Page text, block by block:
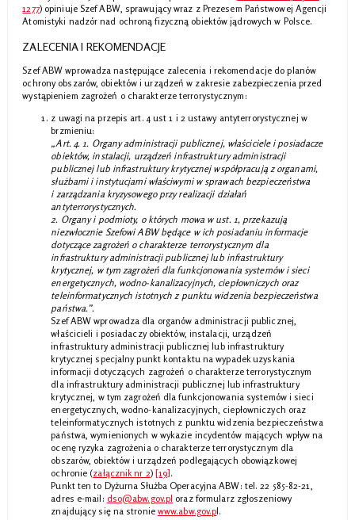
1277) opiniuje Szef ABW, sprawujący wraz z Prezesem Państwowej Agencji
Atomistyki nadzór nad ochroną fizyczną obiektów jądrowych w Polsce.
ZALECENIA I REKOMENDACJE
Szef ABW wprowadza następujące zalecenia i rekomendacje do planów
ochrony obszarów, obiektów i urządzeń w zakresie zabezpieczenia przed
wystąpieniem zagrożeń o charakterze terrorystycznym:
z uwagi na przepis art. 4 ust 1 i 2 ustawy antyterrorystycznej w
brzmieniu:
„Art. 4. 1. Organy administracji publicznej, właściciele i posiadacze
obiektów, instalacji, urządzeń infrastruktury administracji
publicznej lub infrastruktury krytycznej współpracują z organami,
służbami i instytucjami właściwymi w sprawach bezpieczeństwa
i zarządzania kryzysowego przy realizacji działań
antyterrorystycznych.
2. Organy i podmioty, o których mowa w ust. 1, przekazują
niezwłocznie Szefowi ABW będące w ich posiadaniu informacje
dotyczące zagrożeń o charakterze terrorystycznym dla
infrastruktury administracji publicznej lub infrastruktury
krytycznej, w tym zagrożeń dla funkcjonowania systemów i sieci
energetycznych, wodno-kanalizacyjnych, ciepłowniczych oraz
teleinformatycznych istotnych z punktu widzenia bezpieczeństwa
państwa.”.
Szef ABW wprowadza dla organów administracji publicznej,
właścicieli i posiadaczy obiektów, instalacji, urządzeń
infrastruktury administracji publicznej lub infrastruktury
krytycznej specjalny punkt kontaktu na wypadek uzyskania
informacji dotyczących zagrożeń o charakterze terrorystycznym
dla infrastruktury administracji publicznej lub infrastruktury
krytycznej, w tym zagrożeń dla funkcjonowania systemów i sieci
energetycznych, wodno-kanalizacyjnych, ciepłowniczych oraz
teleinformatycznych istotnych z punktu widzenia bezpieczeństwa
państwa, wymienionych w wykazie incydentów mających wpływ na
ocenę ryzyka zagrożenia o charakterze terrorystycznym dla
obszarów, obiektów i urządzeń podlegających obowiązkowej
ochronie (załącznik nr 2) [19].
Punkt ten to Dyżurna Służba Operacyjna ABW: tel. 22 585-82-21,
adres e-mail: dso@abw.gov.pl oraz formularz zgłoszeniowy
znajdujący się na stronie www.abw.gov.pl.